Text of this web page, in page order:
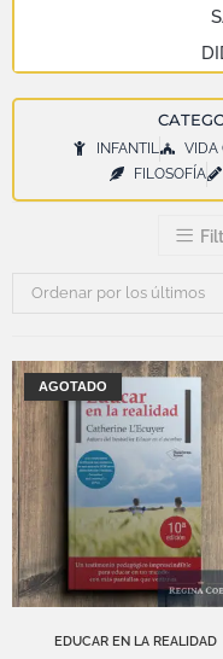
INFANTIL VIDA
FILOSOFÍA
Ordenar por los últimos
AGOTADO
EDUCAR EN LA REALIDAD